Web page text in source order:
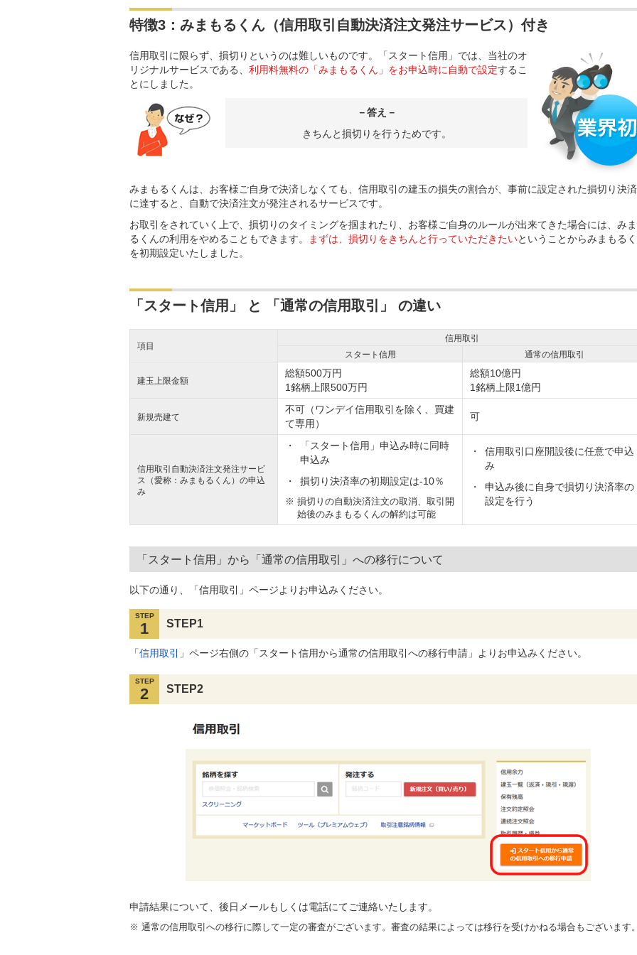
特徴3：みまもるくん（信用取引自動決済注文発注サービス）付き
信用取引に限らず、損切りというのは難しいものです。「スタート信用」では、当社のオ
リジナルサービスである、 利用料無料の「みまもるくん」をお申込時に自動で設定するこ
とにしました。
－答え－
きちんと損切りを行うためです。
みまもるくんは、お客様ご自身で決済しなくても、信用取引の建玉の損失の割合が、事前に設定された損切り決
に達すると、自動で決済注文が発注されるサービスです。
お取引をされていく上で、損切りのタイミングを掴まれたり、お客様ご自身のルールが出来てきた場合には、み
るくんの利用をやめることもできます。
まずは、損切りをきちんと行っていただきたいということからみまもる
を初期設定いたしました。
「スタート信用」 と 「通常の信用取引」 の違い
項目
信用取引
スタート信用
通常の信用取引
建玉上限金額
総額500万円
1銘柄上限500万円
総額10億円
1銘柄上限1億円
新規売建て
不可（ワンデイ信用取引を除く、買建
て専用）
可
信用取引自動決済注文発注サービ
ス（愛称：みまもるくん）の申込
み
「スタート信用」申込み時に同時
申込み
損切り決済率の初期設定は-10％
※ 損切りの自動決済注文の取消、取引開
始後のみまもるくんの解約は可能
信用取引口座開設後に任意で申込
み
申込み後に自身で損切り決済率の
設定を行う
「スタート信用」から「通常の信用取引」への移行について
以下の通り、「信用取引」ページよりお申込みください。
STEP
1 STEP1
「信用取引 」ページ右側の「スタート信用から通常の信用取引への移行申請」よりお申込みください。
STEP
2 STEP2
申請結果について、後日メールもしくは電話にてご連絡いたします。
※ 通常の信用取引への移行に際して一定の審査がございます。審査の結果によっては移行を受けかねる場合もございます。